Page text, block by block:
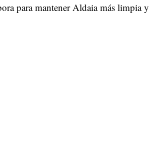
para mantener Aldaia más limpia y